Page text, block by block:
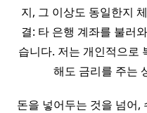
지, 그 이상도 동일한지
결: 타 은행 계좌를 불러
습니다. 저는 개인적으로
해도 금리를 주는
돈을 넣어두는 것을 넘어,